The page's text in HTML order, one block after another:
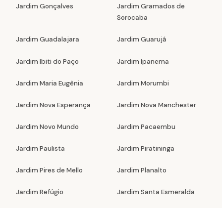
Jardim Gonçalves
Jardim Gramados de
Sorocaba
Jardim Guadalajara Jardim Guarujá
Jardim Ibiti do Paço Jardim Ipanema
Jardim Maria Eugênia Jardim Morumbi
Jardim Nova Esperança Jardim Nova Manchester
Jardim Novo Mundo Jardim Pacaembu
Jardim Paulista Jardim Piratininga
Jardim Pires de Mello Jardim Planalto
Jardim Refúgio Jardim Santa Esmeralda